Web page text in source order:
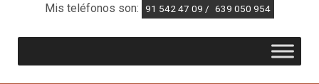
Mis teléfonos son: 91 542 47 09 / 639 050 954